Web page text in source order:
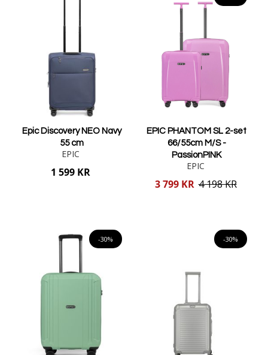
Epic Discovery NEO Navy
55 cm
EPIC
1 599 KR
EPIC PHANTOM SL 2-set
66/55cm M/S -
PassionPINK
EPIC
Reducerat
3 799 KR 4 198 KR
-30% -30%